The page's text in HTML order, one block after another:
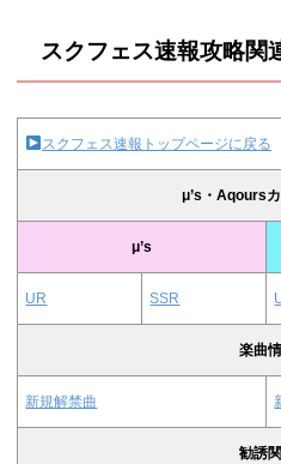
スクフェス速報攻略関
スクフェス速報トップページに戻る
μ’s・Aqours
μ’s
UR SSR
楽曲
新規解禁曲
勧誘